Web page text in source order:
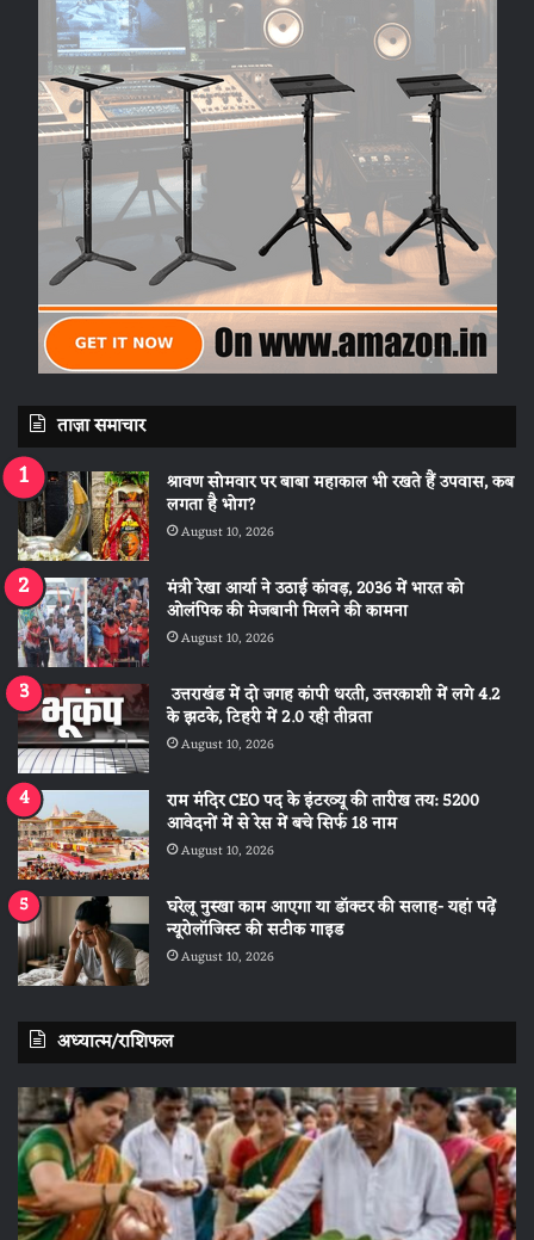
ताज़ा समाचार
श्रावण सोमवार पर बाबा महाकाल भी रखते हैं उपवास, कब
लगता है भोग?
August 10, 2026
मंत्री रेखा आर्या ने उठाई कांवड़, 2036 में भारत को
ओलंपिक की मेजबानी मिलने की कामना
August 10, 2026
उत्तराखंड में दो जगह कांपी धरती, उत्तरकाशी में लगे 4.2
के झटके, टिहरी में 2.0 रही तीव्रता
August 10, 2026
राम मंदिर CEO पद के इंटरव्यू की तारीख तय: 5200
आवेदनों में से रेस में बचे सिर्फ 18 नाम
August 10, 2026
घरेलू नुस्खा काम आएगा या डॉक्टर की सलाह- यहां पढ़ें
न्यूरोलॉजिस्ट की सटीक गाइड
August 10, 2026
अध्यात्म/राशिफल